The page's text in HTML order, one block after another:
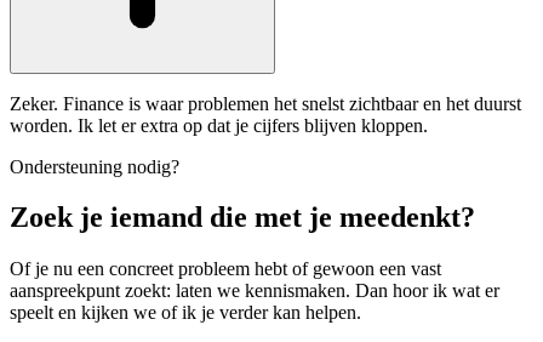
Zeker. Finance is waar problemen het snelst zichtbaar en het duurst
worden. Ik let er extra op dat je cijfers blijven kloppen.
Ondersteuning nodig?
Zoek je iemand die met je meedenkt?
Of je nu een concreet probleem hebt of gewoon een vast
aanspreekpunt zoekt: laten we kennismaken. Dan hoor ik wat er
speelt en kijken we of ik je verder kan helpen.